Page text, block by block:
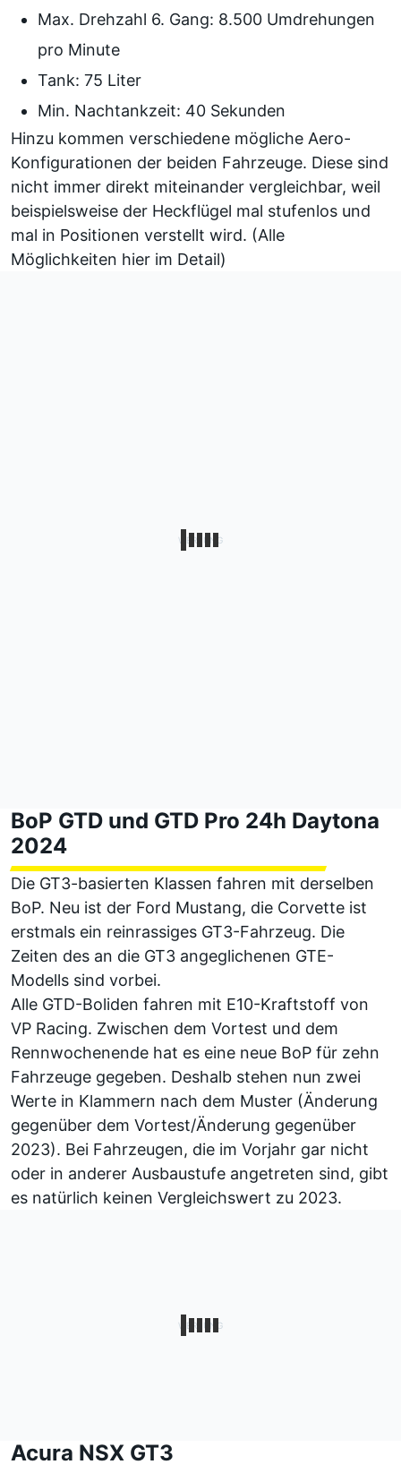
Max. Drehzahl 6. Gang: 8.500 Umdrehungen
pro Minute
Tank: 75 Liter
Min. Nachtankzeit: 40 Sekunden
Hinzu kommen verschiedene mögliche Aero-
Konfigurationen der beiden Fahrzeuge. Diese sind
nicht immer direkt miteinander vergleichbar, weil
beispielsweise der Heckflügel mal stufenlos und
mal in Positionen verstellt wird. (Alle
Möglichkeiten hier im Detail)
BoP GTD und GTD Pro 24h Daytona
2024
Die GT3-basierten Klassen fahren mit derselben
BoP. Neu ist der Ford Mustang, die Corvette ist
erstmals ein reinrassiges GT3-Fahrzeug. Die
Zeiten des an die GT3 angeglichenen GTE-
Modells sind vorbei.
Alle GTD-Boliden fahren mit E10-Kraftstoff von
VP Racing. Zwischen dem Vortest und dem
Rennwochenende hat es eine neue BoP für zehn
Fahrzeuge gegeben. Deshalb stehen nun zwei
Werte in Klammern nach dem Muster (Änderung
gegenüber dem Vortest/Änderung gegenüber
2023). Bei Fahrzeugen, die im Vorjahr gar nicht
oder in anderer Ausbaustufe angetreten sind, gibt
es natürlich keinen Vergleichswert zu 2023.
Acura NSX GT3